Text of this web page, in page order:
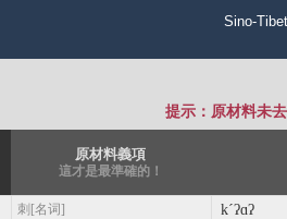
Sino-
提示：原材料未
原材料義項
這才是最準確的！
刺[名词] kˊʔɑʔ